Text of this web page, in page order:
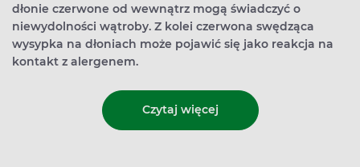
dłonie czerwone od wewnątrz mogą świadczyć o
niewydolności wątroby. Z kolei czerwona swędząca
wysypka na dłoniach może pojawić się jako reakcja na
kontakt z alergenem.
Czytaj więcej